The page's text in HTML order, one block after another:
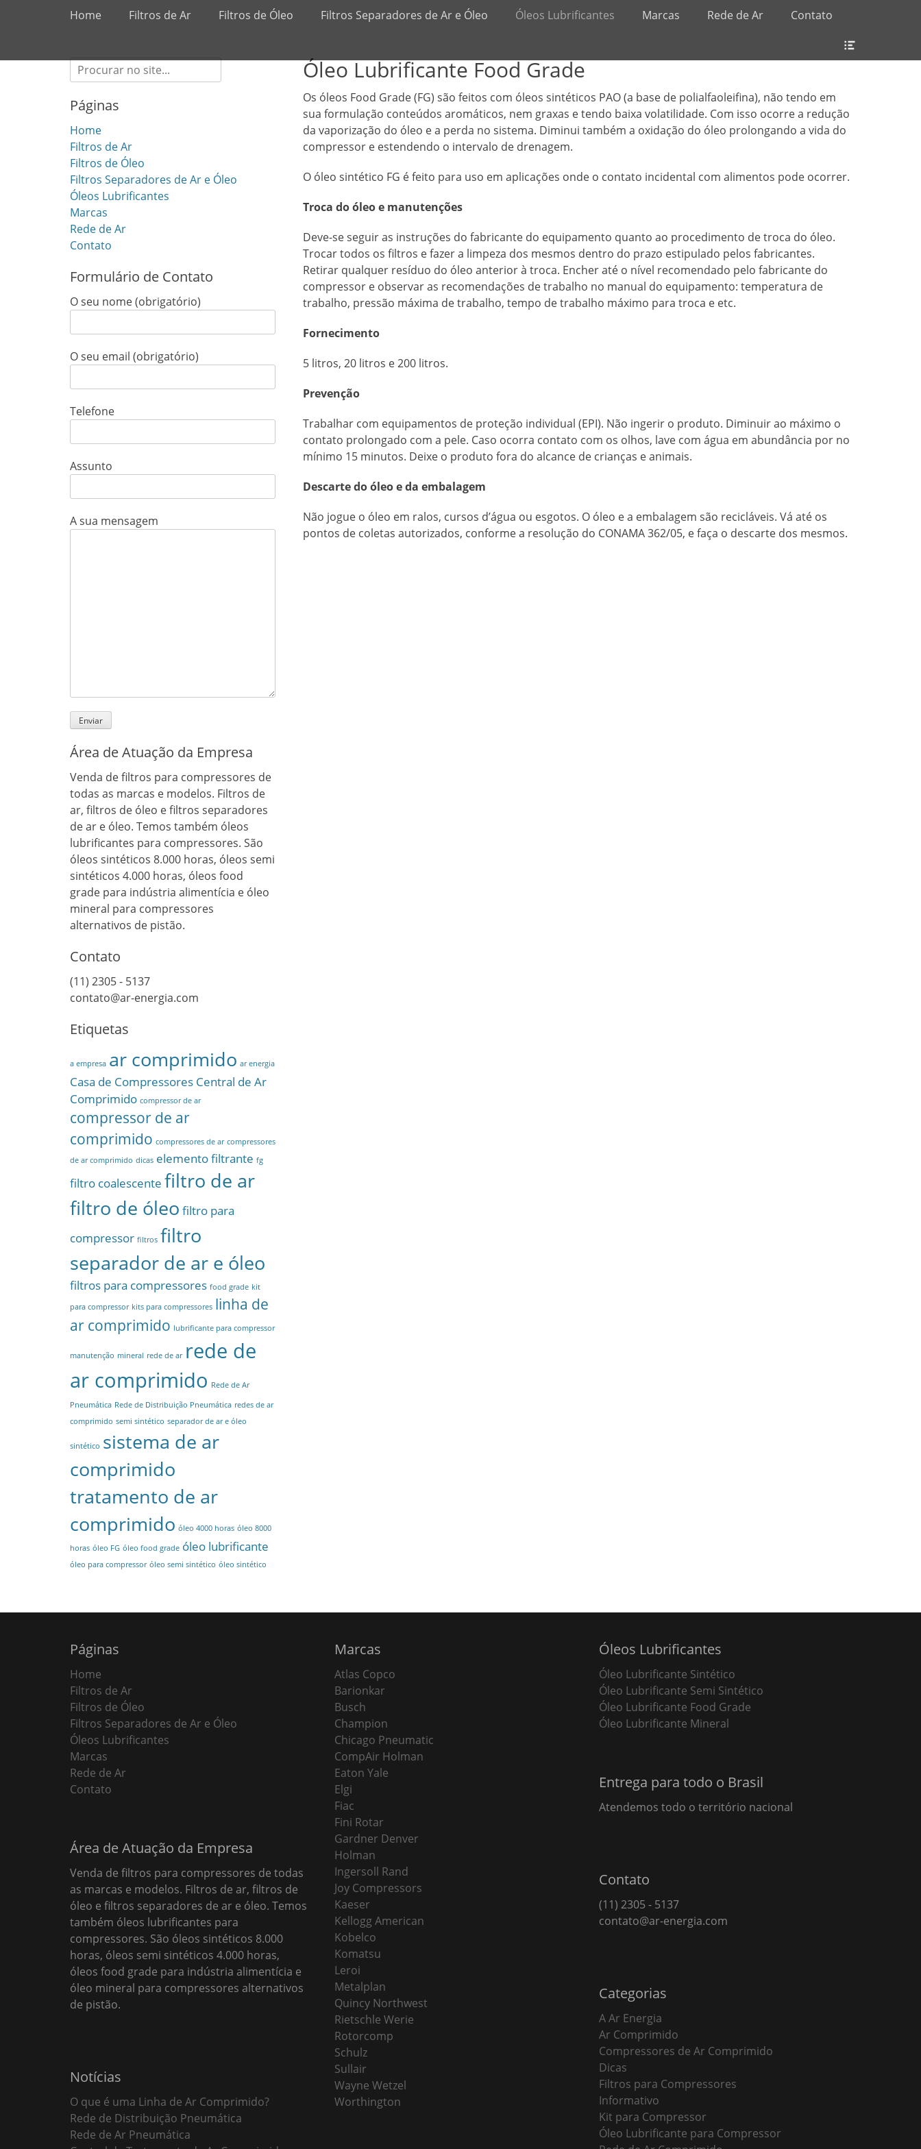
Primary Menu
SkipHome Filtros de Ar Filtros de Óleo Filtros Separadores de Ar e Óleo Óleos Lubrificantes Marcas Rede de Ar Contato
Óleo Lubrificante Food Grade
Os óleos Food Grade (FG) são feitos com óleos sintéticos PAO (a base de polialfaoleifina), não tendo em
sua formulação conteúdos aromáticos, nem graxas e tendo baixa volatilidade. Com isso ocorre a redução
da vaporização do óleo e a perda no sistema. Diminui também a oxidação do óleo prolongando a vida do
compressor e estendendo o intervalo de drenagem.
O óleo sintético FG é feito para uso em aplicações onde o contato incidental com alimentos pode ocorrer.
Troca do óleo e manutenções
Deve-se seguir as instruções do fabricante do equipamento quanto ao procedimento de troca do óleo.
Trocar todos os filtros e fazer a limpeza dos mesmos dentro do prazo estipulado pelos fabricantes.
Retirar qualquer resíduo do óleo anterior à troca. Encher até o nível recomendado pelo fabricante do
compressor e observar as recomendações de trabalho no manual do equipamento: temperatura de
trabalho, pressão máxima de trabalho, tempo de trabalho máximo para troca e etc.
Fornecimento
5 litros, 20 litros e 200 litros.
Prevenção
Trabalhar com equipamentos de proteção individual (EPI). Não ingerir o produto. Diminuir ao máximo o
contato prolongado com a pele. Caso ocorra contato com os olhos, lave com água em abundância por no
mínimo 15 minutos. Deixe o produto fora do alcance de crianças e animais.
Descarte do óleo e da embalagem
Não jogue o óleo em ralos, cursos d’água ou esgotos. O óleo e a embalagem são recicláveis. Vá até os
pontos de coletas autorizados, conforme a resolução do CONAMA 362/05, e faça o descarte dos mesmos.
Search
for:
Páginas
Home
Filtros de Ar
Filtros de Óleo
Filtros Separadores de Ar e Óleo
Óleos Lubrificantes
Marcas
Rede de Ar
Contato
Formulário de Contato
O seu nome (obrigatório)
O seu email (obrigatório)
Telefone
Assunto
A sua mensagem
Área de Atuação da Empresa
Venda de filtros para compressores de
todas as marcas e modelos. Filtros de
ar, filtros de óleo e filtros separadores
de ar e óleo. Temos também óleos
lubrificantes para compressores. São
óleos sintéticos 8.000 horas, óleos semi
sintéticos 4.000 horas, óleos food
grade para indústria alimentícia e óleo
mineral para compressores
alternativos de pistão.
Contato
(11) 2305 - 5137
contato@ar-energia.com
Etiquetas
a empresa ar comprimido ar energia
Casa de Compressores Central de Ar
Comprimido compressor de ar
compressor de ar
comprimido compressores de ar compressores
de ar comprimido dicas elemento filtrante fg
filtro coalescente filtro de ar
filtro de óleo filtro para
compressor filtros filtro
separador de ar e óleo
filtros para compressores food grade kit
para compressor kits para compressores linha de
ar comprimido lubrificante para compressor
manutenção mineral rede de ar rede de
ar comprimido Rede de Ar
Pneumática Rede de Distribuição Pneumática redes de ar
comprimido semi sintético separador de ar e óleo
sintético sistema de ar
comprimido
tratamento de ar
comprimido óleo 4000 horas óleo 8000
horas óleo FG óleo food grade óleo lubrificante
óleo para compressor óleo semi sintético óleo sintético
Páginas
Home
Filtros de Ar
Filtros de Óleo
Filtros Separadores de Ar e Óleo
Óleos Lubrificantes
Marcas
Rede de Ar
Contato
Área de Atuação da Empresa
Venda de filtros para compressores de todas
as marcas e modelos. Filtros de ar, filtros de
óleo e filtros separadores de ar e óleo. Temos
também óleos lubrificantes para
compressores. São óleos sintéticos 8.000
horas, óleos semi sintéticos 4.000 horas,
óleos food grade para indústria alimentícia e
óleo mineral para compressores alternativos
de pistão.
Notícias
O que é uma Linha de Ar Comprimido?
Rede de Distribuição Pneumática
Rede de Ar Pneumática
Marcas
Atlas Copco
Barionkar
Busch
Champion
Chicago Pneumatic
CompAir Holman
Eaton Yale
Elgi
Fiac
Fini Rotar
Gardner Denver
Holman
Ingersoll Rand
Joy Compressors
Kaeser
Kellogg American
Kobelco
Komatsu
Leroi
Metalplan
Quincy Northwest
Rietschle Werie
Rotorcomp
Schulz
Sullair
Wayne Wetzel
Worthington
Óleos Lubrificantes
Óleo Lubrificante Sintético
Óleo Lubrificante Semi Sintético
Óleo Lubrificante Food Grade
Óleo Lubrificante Mineral
Entrega para todo o Brasil
Atendemos todo o território nacional
Contato
(11) 2305 - 5137
contato@ar-energia.com
Categorias
A Ar Energia
Ar Comprimido
Compressores de Ar Comprimido
Dicas
Filtros para Compressores
Informativo
Kit para Compressor
Óleo Lubrificante para Compressor